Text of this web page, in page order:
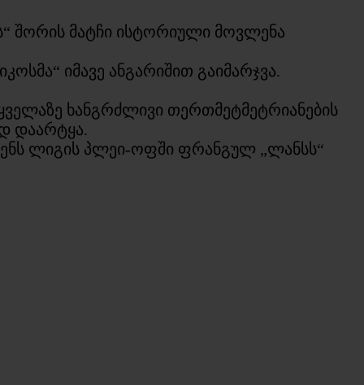
შორის მატჩი ისტორიული მოვლენა
იმავე ანგარიშით გაიმარჯვა.
ხანგრძლივი თერთმეტმეტრიანების
დაარტყა.
ლიგის პლეი-ოფში ფრანგულ „ლანსს“